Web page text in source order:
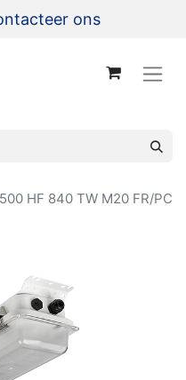
ons
HF 840 TW M20 FR/PC